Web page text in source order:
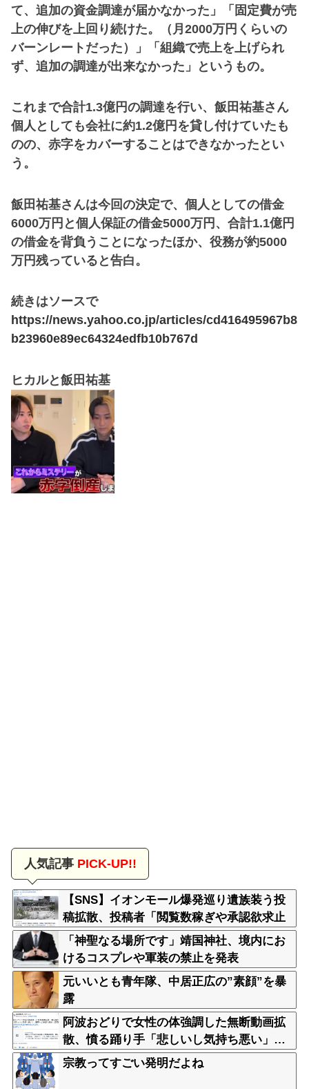
て、追加の資金調達が届かなかった」「固定費が売
上の伸びを上回り続けた。（月2000万円くらいの
バーンレートだった）」「組織で売上を上げられ
ず、追加の調達が出来なかった」というもの。
これまで合計1.3億円の調達を行い、飯田祐基さん
個人としても会社に約1.2億円を貸し付けていたも
のの、赤字をカバーすることはできなかったとい
う。
飯田祐基さんは今回の決定で、個人としての借金
6000万円と個人保証の借金5000万円、合計1.1億円
の借金を背負うことになったほか、役務が約5000
万円残っていると告白。
続きはソースで
https://news.yahoo.co.jp/articles/cd416495967b8
b23960e89ec64324edfb10b767d
ヒカルと飯田祐基
人気記事PICK-UP!!
【SNS】イオンモール爆発巡り遺族装う投
稿拡散、投稿者「閲覧数稼ぎや承認欲求止
まらなくなった」
「神聖なる場所です」靖国神社、境内にお
けるコスプレや軍装の禁止を発表
元いいとも青年隊、中居正広の”素顔”を暴
露
阿波おどりで女性の体強調した無断動画拡
散、憤る踊り手「悲しいし気持ち悪い」…
悪質なケースは警察への相談検討
宗教ってすごい発明だよね